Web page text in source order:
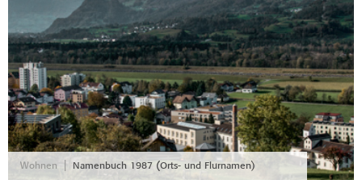
Wohnen Namenbuch 1987 (Orts- und Flurnamen)